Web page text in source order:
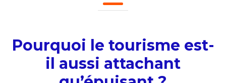
Pourquoi le tourisme est-
il aussi attachant